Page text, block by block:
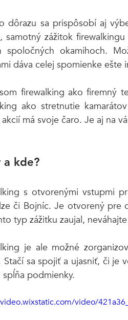
dôrazu sa prispôsobí aj
samotný zážitok
spoločných okamihoch.
dáva celej spomienke ešte
firewalking ako firemný
ako stretnutie
má svoje čaro. Je aj na
a kde?
s otvorenými vstupmi
či Bojníc. Je otvorený pre
typ zážitku zaujal,
je ale možné
Stačí sa spojiť a ujasniť, či je
spĺňa podmienky.
video/